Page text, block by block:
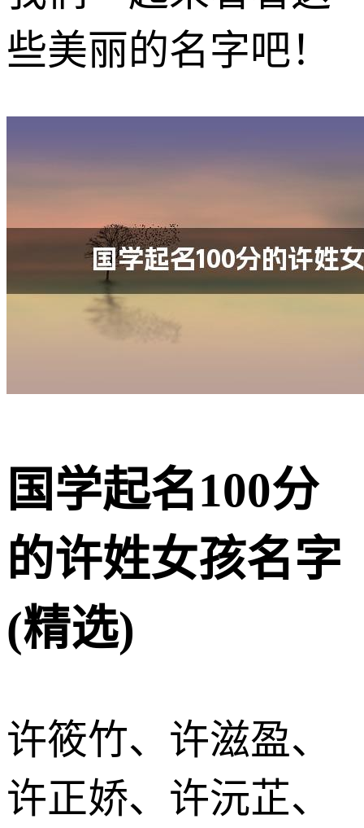
些美丽的名字吧！
国学起名100分
的许姓女孩名字
(精选)
许筱竹、许滋盈、
许正娇、许沅芷、